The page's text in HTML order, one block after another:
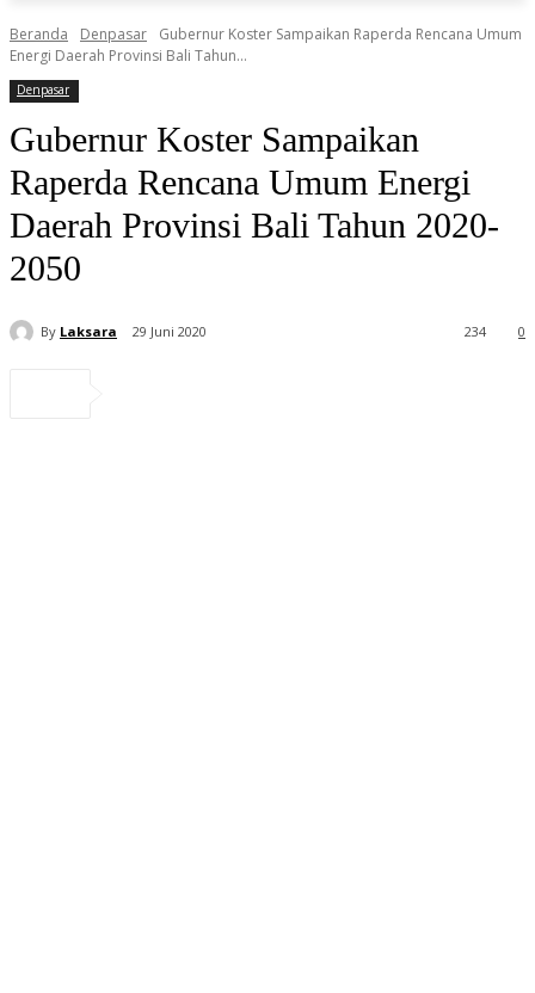
Beranda Denpasar
Gubernur Koster Sampaikan Raperda Rencana Umum
Energi Daerah Provinsi Bali Tahun...
Denpasar
Gubernur Koster Sampaikan
Raperda Rencana Umum Energi
Daerah Provinsi Bali Tahun 2020-
2050
By Laksara 29 Juni 2020 0
234